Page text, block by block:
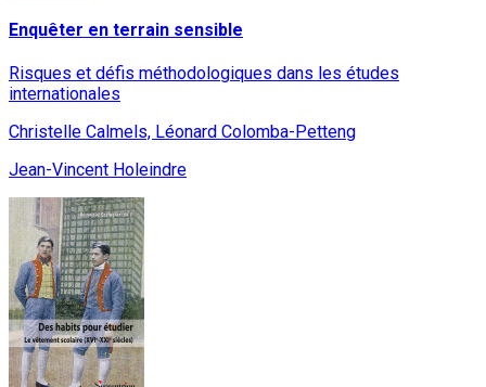
Enquêter en terrain sensible
Risques et défis méthodologiques dans les études
internationales
Christelle Calmels, Léonard Colomba-Petteng
Jean-Vincent Holeindre